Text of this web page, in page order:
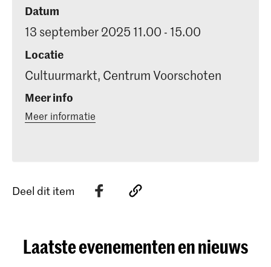
Datum
13 september 2025 11.00 - 15.00
Locatie
Cultuurmarkt, Centrum Voorschoten
Meer info
Meer informatie
Deel dit item
Laatste evenementen en nieuws